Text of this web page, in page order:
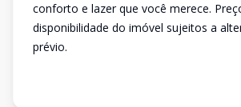
conforto e lazer que você merece.
disponibilidade do imóvel sujeitos a
prévio.